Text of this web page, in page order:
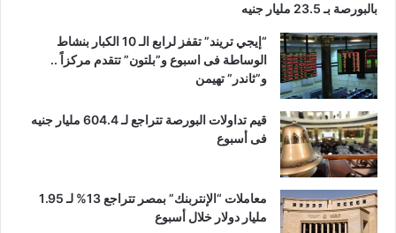
بالبورصة بـ 23.5 مليار جنيه
“إيجي تريند” تقفز لرابع الـ 10 الكبار بنشاط
الوساطة فى اسبوع و”بلتون” تتقدم مركزاً ..
و”ثاندر” تهيمن
قيم تداولات البورصة تتراجع لـ 604.4 مليار جنيه
فى أسبوع
معاملات “الإنتربنك” بمصر تتراجع 13% لـ 1.95
مليار دولار خلال أسبوع